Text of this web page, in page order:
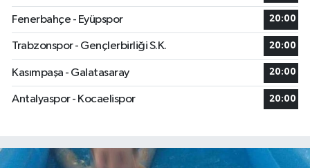
Fenerbahçe - Eyüpspor 20:00
Trabzonspor - Gençlerbirliği S.K. 20:00
Kasımpaşa - Galatasaray 20:00
Antalyaspor - Kocaelispor 20:00